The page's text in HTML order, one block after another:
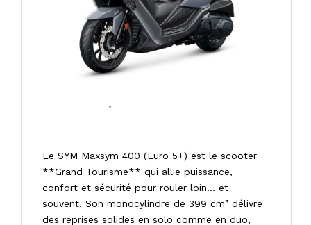
•
Le SYM Maxsym 400 (Euro 5+) est le scooter
**Grand Tourisme** qui allie puissance,
confort et sécurité pour rouler loin… et
souvent. Son monocylindre de 399 cm³ délivre
des reprises solides en solo comme en duo,